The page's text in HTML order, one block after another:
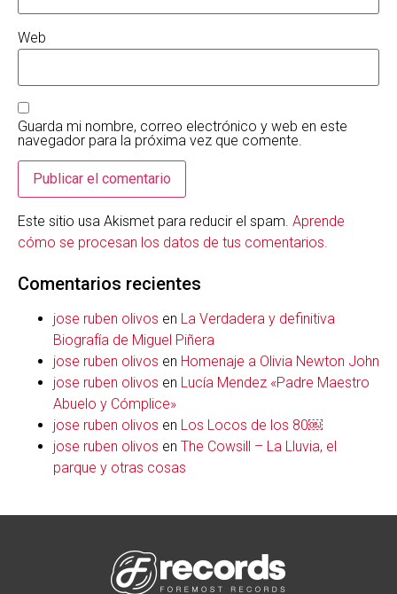
Web
Guarda mi nombre, correo electrónico y web en este
navegador para la próxima vez que comente.
Este sitio usa Akismet para reducir el spam. Aprende
cómo se procesan los datos de tus comentarios.
Comentarios recientes
jose ruben olivos en La Verdadera y definitiva
Biografía de Miguel Piñera
jose ruben olivos en Homenaje a Olivia Newton John
jose ruben olivos en Lucía Mendez «Padre Maestro
Abuelo y Cómplice»
jose ruben olivos en Los Locos de los 80￼
jose ruben olivos en The Cowsill – La Lluvia, el
parque y otras cosas